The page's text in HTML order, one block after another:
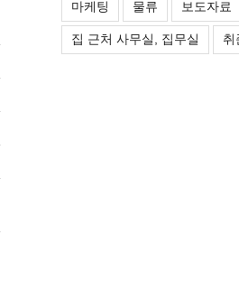
마케팅 물류 보도자료
집 근처 사무실, 집무실 취